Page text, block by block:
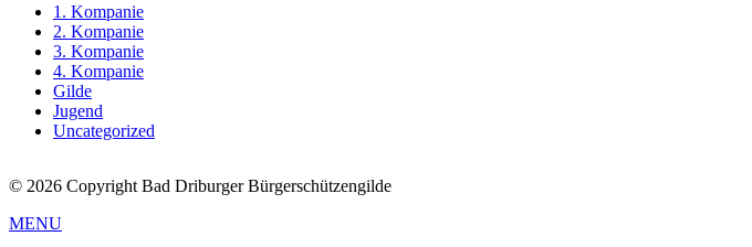
1. Kompanie
2. Kompanie
3. Kompanie
4. Kompanie
Gilde
Jugend
Uncategorized
© 2026 Copyright Bad Driburger Bürgerschützengilde
MENU